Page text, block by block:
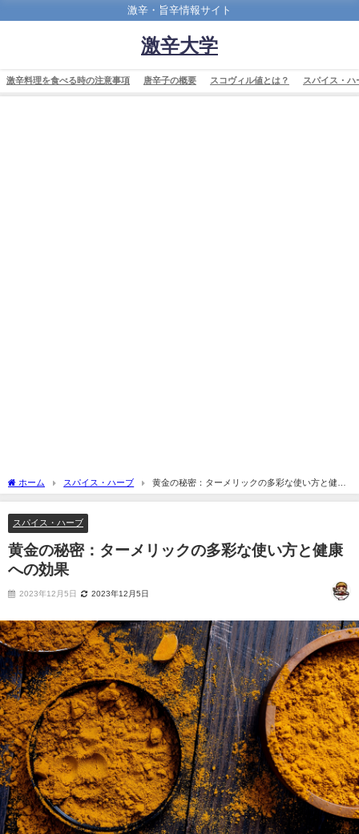
激辛・旨辛情報サイト
激辛大学
激辛料理を食べる時の注意事項 唐辛子の概要 スコヴィル値とは？ スパイス・ハ
ホーム スパイス・ハーブ
黄金の秘密：ターメリックの多彩な使い方と健康
への効果
スパイス・ハーブ
黄金の秘密：ターメリックの多彩な使い方と健康
への効果
2023年12月5日 2023年12月5日